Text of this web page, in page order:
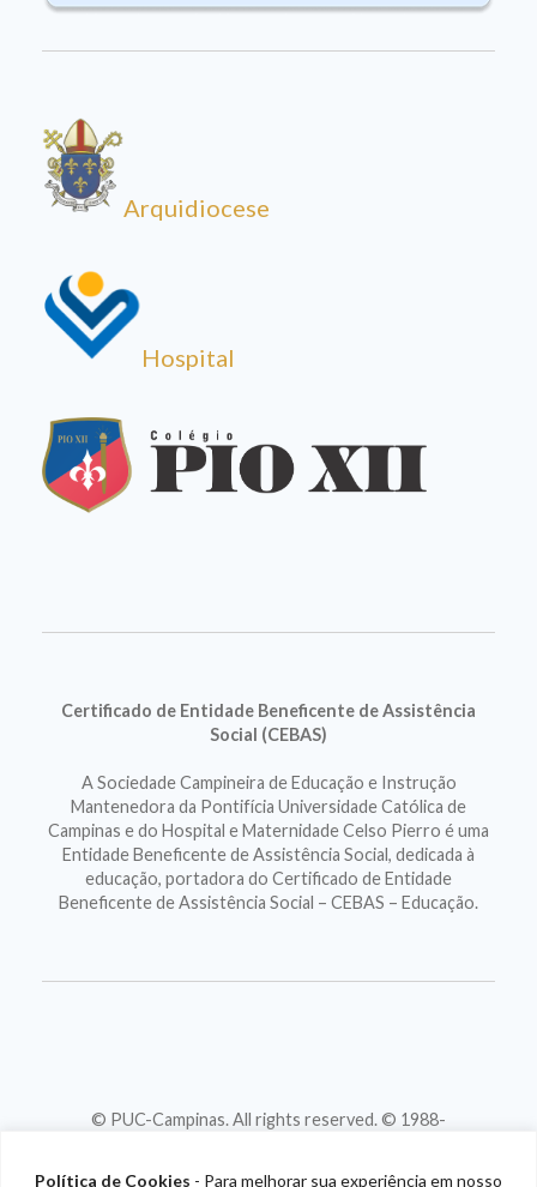
Política de Cookies - Para melhorar sua experiência em nosso
Arquidiocese
Hospital
Certificado de Entidade Beneficente de Assistência
Social (CEBAS)
A Sociedade Campineira de Educação e Instrução
Mantenedora da Pontifícia Universidade Católica de
Campinas e do Hospital e Maternidade Celso Pierro é uma
Entidade Beneficente de Assistência Social, dedicada à
educação, portadora do Certificado de Entidade
Beneficente de Assistência Social – CEBAS – Educação.
© PUC-Campinas. All rights reserved. © 1988-